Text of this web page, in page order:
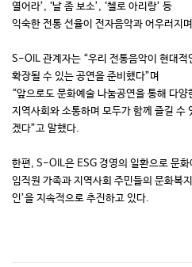
열어라’, ‘날 좀 보소’, ‘첼로 아리랑’ 등
익숙한 전통 선율이 전자음악과 어우러지
S-OIL 관계자는 “우리 전통음악이 현대적
확장될 수 있는 공연을 준비했다”며
“앞으로도 문화예술 나눔공연을 통해 다
지역사회와 소통하며 모두가 함께 즐길 수
겠다”고 말했다.
한편, S-OIL은 ESG 경영의 일환으로 문
임직원 가족과 지역사회 주민들의 문화복
인’을 지속적으로 추진하고 있다.